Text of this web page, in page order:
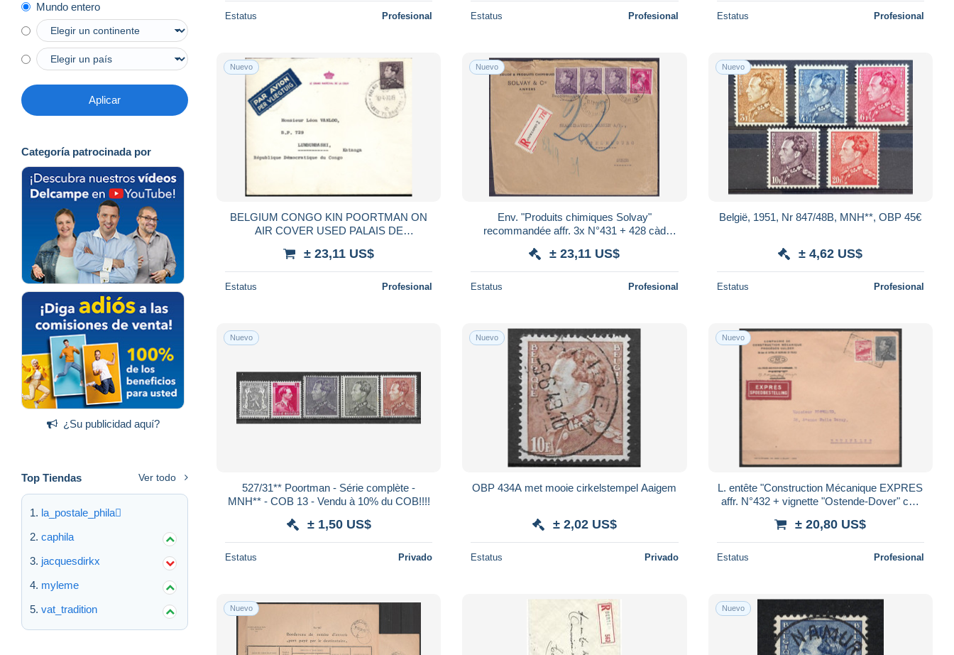
Mundo entero
Aplicar
Categoría patrocinada por
¿Su publicidad aquí?
Top Tiendas Ver todo
la_postale_phila
caphila
jacquesdirkx
myleme
vat_tradition
Estatus Profesional Estatus Profesional Estatus Profesional
Nuevo
BELGIUM CONGO KIN POORTMAN ON
AIR COVER USED PALAIS DE
± 23,11 US$
Estatus Profesional
Nuevo
Env. "Produits chimiques Solvay"
recommandée affr. 3x N°431 + 428 càd
GOTHEMBOURG (Göteborg)
± 23,11 US$
Estatus Profesional
Nuevo
België, 1951, Nr 847/48B, MNH**, OBP 45€
± 4,62 US$
Estatus Profesional
Nuevo
527/31** Poortman - Série complète -
MNH** - COB 13 - Vendu à 10% du COB!!!!
± 1,50 US$
Estatus Privado
Nuevo
OBP 434A met mooie cirkelstempel Aaigem
± 2,02 US$
Estatus Privado
Nuevo
L. entête "Construction Mécanique EXPRES
affr. N°432 + vignette "Ostende-Dover" càd
± 20,80 US$
Estatus Profesional
Nuevo Nuevo